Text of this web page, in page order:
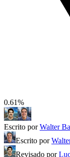
0.61%
Escrito porWalter
Escrito por
Revisado por